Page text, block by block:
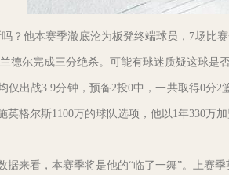
？他本赛季澈底沦为板凳终端球员，7场比
德尔完成三分绝杀。可能有球迷质疑这球是
仅出战3.9分钟，预备2投0中，一共取得0分
英格尔斯1100万的球队选项，他以1年330万
据来看，本赛季将是他的“临了一舞”。上赛